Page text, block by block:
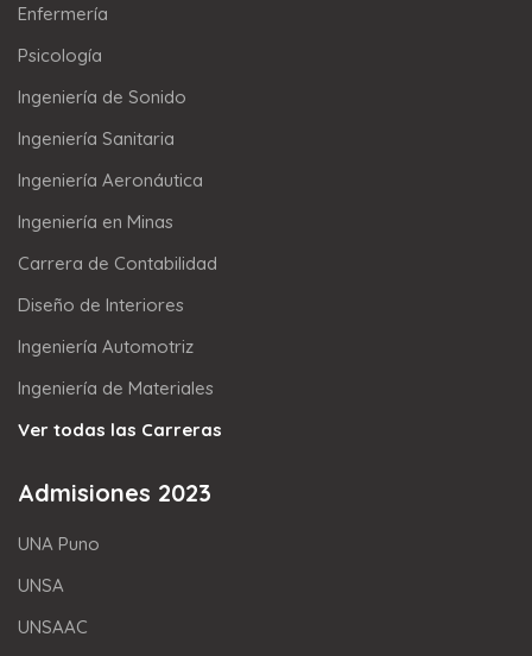
Enfermería
Psicología
Ingeniería de Sonido
Ingeniería Sanitaria
Ingeniería Aeronáutica
Ingeniería en Minas
Carrera de Contabilidad
Diseño de Interiores
Ingeniería Automotriz
Ingeniería de Materiales
Ver todas las Carreras
Admisiones 2023
UNA Puno
UNSA
UNSAAC